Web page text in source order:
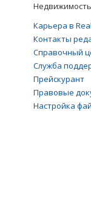
Недвижимость
Карьера в
Контакты
Справочный
Служба
Прейскурант
Правовые
Настройка